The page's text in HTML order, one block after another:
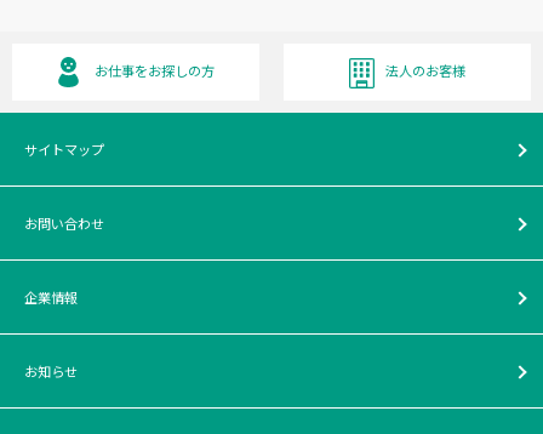
お仕事をお探しの方 法人のお客様
サイトマップ
お問い合わせ
企業情報
お知らせ